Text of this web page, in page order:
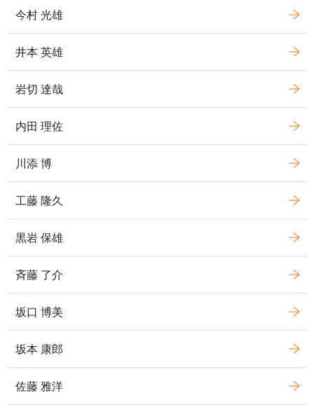
今村 光雄
井本 英雄
岩切 達哉
内田 理佐
川添 博
工藤 隆久
黒岩 保雄
斉藤 了介
坂口 博美
坂本 康郎
佐藤 雅洋